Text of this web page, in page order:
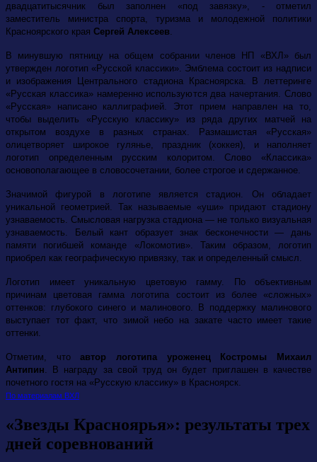
двадцатитысячник был заполнен «под завязку», - отметил
заместитель министра спорта, туризма и молодежной политики
Красноярского края Сергей Алексеев.
В минувшую пятницу на общем собрании членов НП «ВХЛ» был
утвержден логотип «Русской классики». Эмблема состоит из надписи
и изображения Центрального стадиона Красноярска. В леттеринге
«Русская классика» намеренно используются два начертания. Слово
«Русская» написано каллиграфией. Этот прием направлен на то,
чтобы выделить «Русскую классику» из ряда других матчей на
открытом воздухе в разных странах. Размашистая «Русская»
олицетворяет широкое гулянье, праздник (хоккея), и наполняет
логотип определенным русским колоритом. Слово «Классика»
основополагающее в словосочетании, более строгое и сдержанное.
Значимой фигурой в логотипе является стадион. Он обладает
уникальной геометрией. Так называемые «уши» придают стадиону
узнаваемость. Смысловая нагрузка стадиона — не только визуальная
узнаваемость. Белый кант образует знак бесконечности — дань
памяти погибшей команде «Локомотив». Таким образом, логотип
приобрел как географическую привязку, так и определенный смысл.
Логотип имеет уникальную цветовую гамму. По объективным
причинам цветовая гамма логотипа состоит из более «сложных»
оттенков: глубокого синего и малинового. В поддержку малинового
выступает тот факт, что зимой небо на закате часто имеет такие
оттенки.
Отметим, чтоавтор логотипа уроженец Костромы Михаил
Антипин. В награду за свой труд он будет приглашен в качестве
почетного гостя на «Русскую классику» в Красноярск.
По материалам ВХЛ
«Звезды Красноярья»: результаты трех
дней соревнований